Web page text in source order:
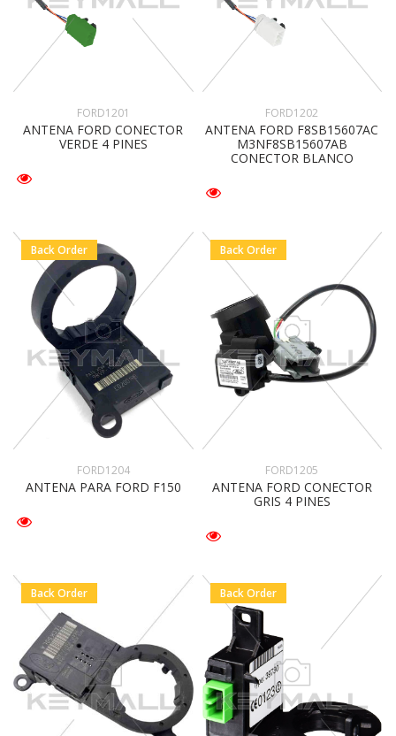
FORD1201
ANTENA FORD CONECTOR
VERDE 4 PINES
FORD1202
ANTENA FORD F8SB15607AC
M3NF8SB15607AB
CONECTOR BLANCO
Back Order
FORD1204
ANTENA PARA FORD F150
Back Order
FORD1205
ANTENA FORD CONECTOR
GRIS 4 PINES
Back Order Back Order